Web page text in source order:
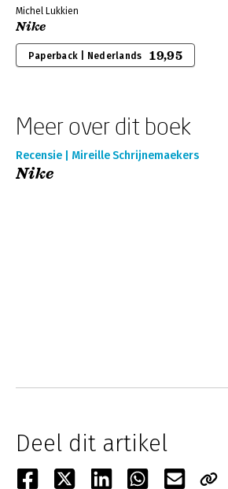
Michel Lukkien
Nike
Paperback | Nederlands 19,95
Meer over dit boek
Recensie | Mireille Schrijnemaekers
Nike
Deel dit artikel